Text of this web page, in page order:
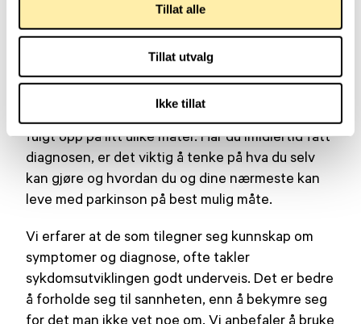
Tillat alle
Tillat utvalg
Ikke tillat
er en god begynnelse
Det finnes ingen enkel test som kan påvise
parkinson. Legen stiller diagnosen ved å se på og
fulgt opp på litt ulike måter. Har du imidlertid fått
diagnosen, er det viktig å tenke på hva du selv
kan gjøre og hvordan du og dine nærmeste kan
leve med parkinson på best mulig måte.
Vi erfarer at de som tilegner seg kunnskap om
symptomer og diagnose, ofte takler
sykdomsutviklingen godt underveis. Det er bedre
å forholde seg til sannheten, enn å bekymre seg
for det man ikke vet noe om. Vi anbefaler å bruke